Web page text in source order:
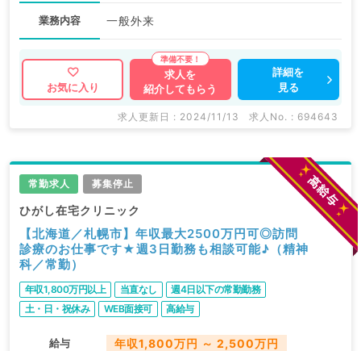
業務内容 一般外来
お気に入り
求人を
紹介してもらう
詳細を
見る
求人更新日 : 2024/11/13 求人No. : 694643
常勤求人 募集停止
ひがし在宅クリニック
【北海道／札幌市】年収最大2500万円可◎訪問
診療のお仕事です★週3日勤務も相談可能♪（精神
科／常勤）
年収1,800万円以上 当直なし
週4日以下の常勤勤務
土・日・祝休み
WEB面接可 高給与
給与 年収1,800万円 ～ 2,500万円